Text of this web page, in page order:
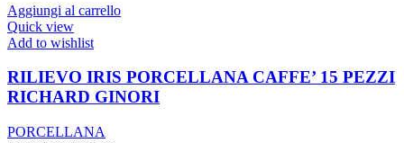
€1.017,00.€711,00.
Aggiungi al carrello
Quick view
Add to wishlist
RILIEVO IRIS PORCELLANA CAFFE’ 15 PEZZI
RICHARD GINORI
PORCELLANA